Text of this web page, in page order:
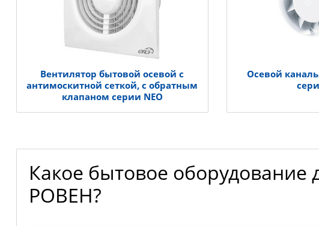
Вентилятор бытовой осевой с
антимоскитной сеткой, c обратным
клапаном серии NEO
Осевой
Какое бытовое оборудование
РОВЕН?